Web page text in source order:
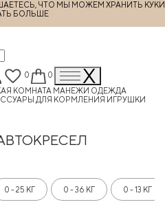
ЧТО МЫ МОЖЕМ ХРАНИТЬ КУКИ
БОЛЬШЕ
0
0
КОМНАТА МАНЕЖИ ОДЕЖДА
ДЛЯ КОРМЛЕНИЯ ИГРУШКИ
0 - 25 КГ 0 - 36 КГ 0 - 13 КГ